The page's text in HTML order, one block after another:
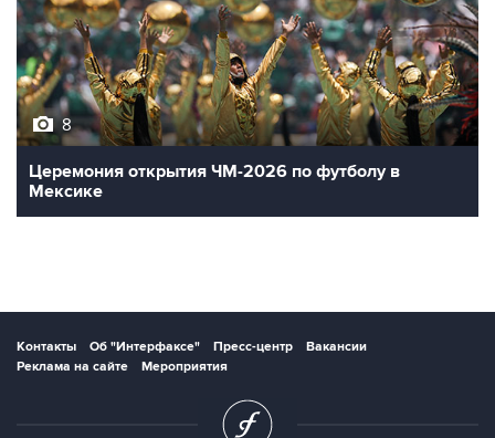
8
Церемония открытия ЧМ-2026 по футболу в
Мексике
Контакты Об "Интерфаксе" Пресс-центр
Вакансии
Реклама на сайте
Мероприятия